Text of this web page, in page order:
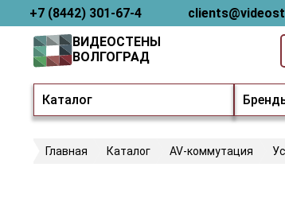
+7 (8442) 301-67-4
Каталог
ВИДЕОСТЕНЫ
ВОЛГОГРАД
Главная Каталог AV-коммутация